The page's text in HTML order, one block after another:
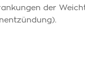
der